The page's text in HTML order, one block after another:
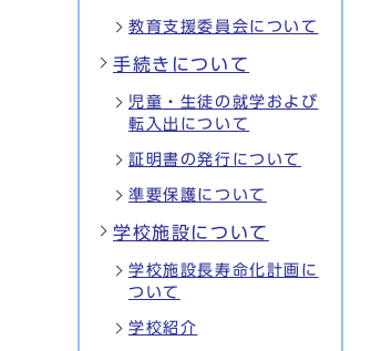
教育支援委員会について
手続きについて
児童・生徒の就学および
転入出について
証明書の発行について
準要保護について
学校施設について
学校施設長寿命化計画に
ついて
学校紹介